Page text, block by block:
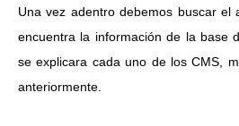
Una vez adentro debemos buscar el
encuentra la información de la base
se explicara cada uno de los CMS,
anteriormente.